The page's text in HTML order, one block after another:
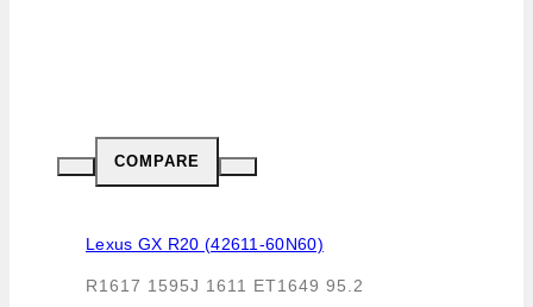
COMPARE
Lexus GX R20 (42611-60N60)
R1617 1595J 1611 ET1649 95.2